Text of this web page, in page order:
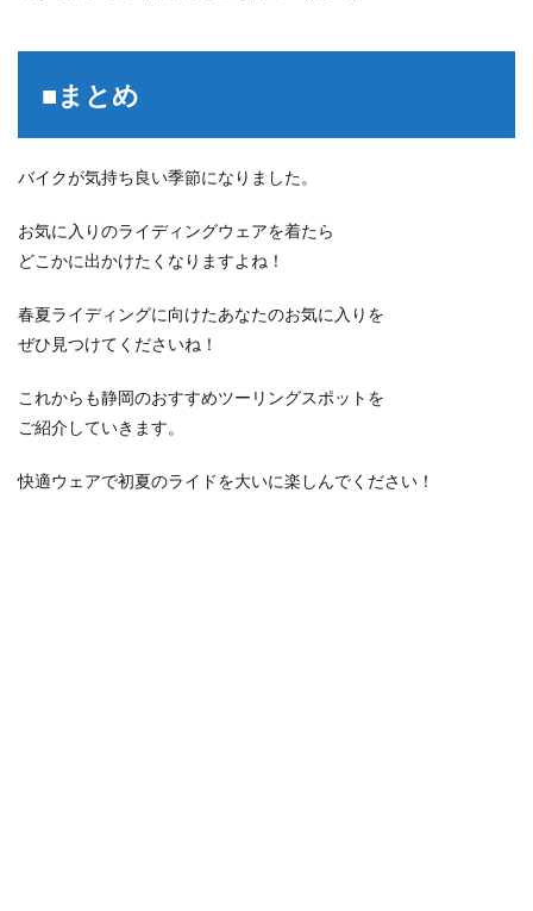
■まとめ
バイクが気持ち良い季節になりました。
お気に入りのライディングウェアを着たら
どこかに出かけたくなりますよね！
春夏ライディングに向けたあなたのお気に入りを
ぜひ見つけてくださいね！
これからも静岡のおすすめツーリングスポットを
ご紹介していきます。
快適ウェアで初夏のライドを大いに楽しんでください！